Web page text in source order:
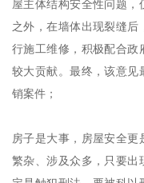
屋主体结构安全性问题
之外，在墙体出现裂缝
行施工维修，积极配合政
较大贡献。最终，该意见
销案件；
房子是大事，房屋安全
繁杂、涉及众多，只要出